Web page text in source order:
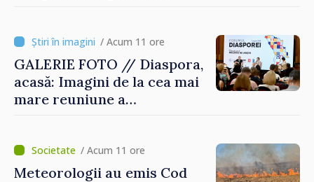
/ Acum 11 ore
GALERIE FOTO // Diaspora,
acasă: Imagini de la cea mai
mare reuniune a
/ Acum 11 ore
Meteorologii au emis Cod